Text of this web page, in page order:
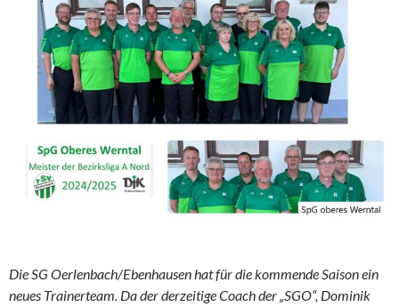
Die SG Oerlenbach/Ebenhausen hat für die kommende Saison ein
neues Trainerteam. Da der derzeitige Coach der „SGO“, Dominik